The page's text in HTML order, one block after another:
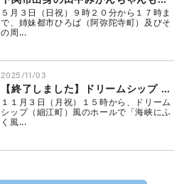
５月３日（日祝）９時２０分から１７時ま
で、姉妹都市ひろば（阿弥陀寺町）及びそ
の周...
2025/11/03
【終了しました】ドリームシップ 海峡にふく風のコンサート
１１月３日（月祝）１５時から、ドリーム
シップ（細江町）風のホールで「海峡にふ
く風...